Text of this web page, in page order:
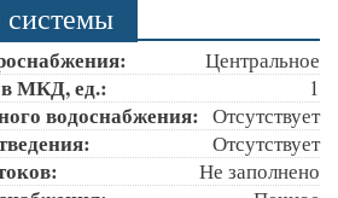
Центральное
в МКД, ед.: 1
водоснабжения: Отсутствует
Отсутствует
Не заполнено